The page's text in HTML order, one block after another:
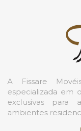
A Fissare
especializada em
exclusivas para
ambientes